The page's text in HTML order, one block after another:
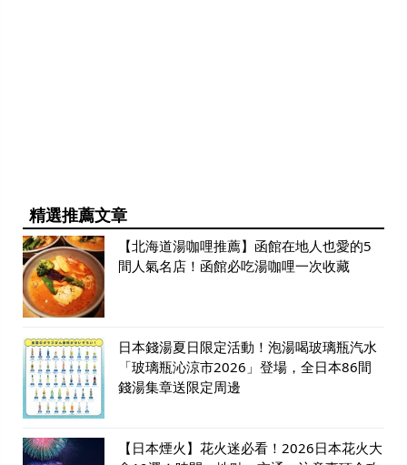
精選推薦文章
【北海道湯咖哩推薦】函館在地人也愛的5
間人氣名店！函館必吃湯咖哩一次收藏
日本錢湯夏日限定活動！泡湯喝玻璃瓶汽水
「玻璃瓶沁涼市2026」登場，全日本86間
錢湯集章送限定周邊
【日本煙火】花火迷必看！2026日本花火大